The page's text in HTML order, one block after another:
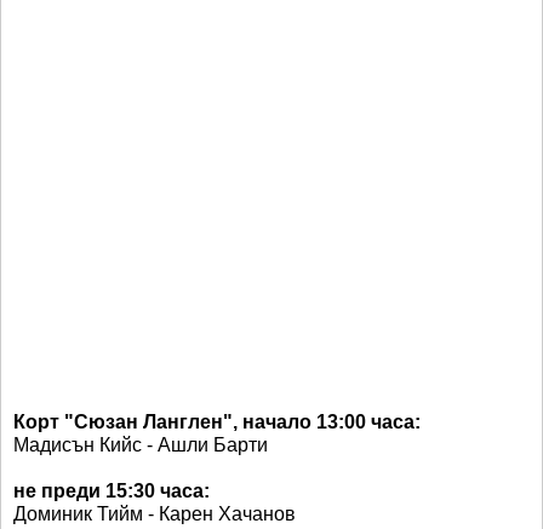
Корт "Сюзан Ланглен", начало 13:00 часа:
Мадисън Кийс - Ашли Барти
не преди 15:30 часа:
Доминик Тийм - Карен Хачанов